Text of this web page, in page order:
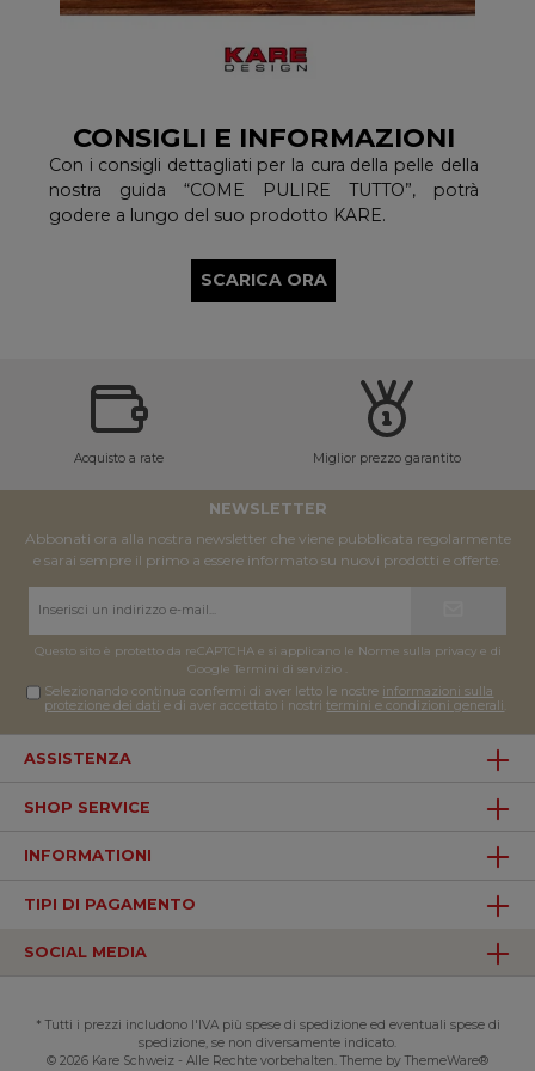
CONSIGLI E INFORMAZIONI
Con i consigli dettagliati per la cura della pelle della
nostra guida “COME PULIRE TUTTO”, potrà
godere a lungo del suo prodotto KARE.
SCARICA ORA
Acquisto a rate Miglior prezzo garantito
NEWSLETTER
Abbonati ora alla nostra newsletter che viene pubblicata regolarmente
e sarai sempre il primo a essere informato su nuovi prodotti e offerte.
Questo sito è protetto da reCAPTCHA e si applicano le Norme sulla privacy e di
Google Termini di servizio
Selezionando continua confermi di aver letto le nostre informazioni sulla
protezione dei dati e di aver accettato i nostritermini e condizioni generali
ASSISTENZA
SHOP SERVICE
INFORMATIONI
TIPI DI PAGAMENTO
SOCIAL MEDIA
* Tutti i prezzi includono l'IVA più spese di spedizione ed eventuali spese di
spedizione, se non diversamente indicato.
© 2026 Kare Schweiz - Alle Rechte vorbehalten. Theme byThemeWare®